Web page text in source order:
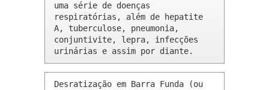
uma série de doenças
respiratórias, além de hepatite
A, tuberculose, pneumonia,
conjuntivite, lepra, infecções
urinárias e assim por diante.
Desratização em Barra Funda (ou